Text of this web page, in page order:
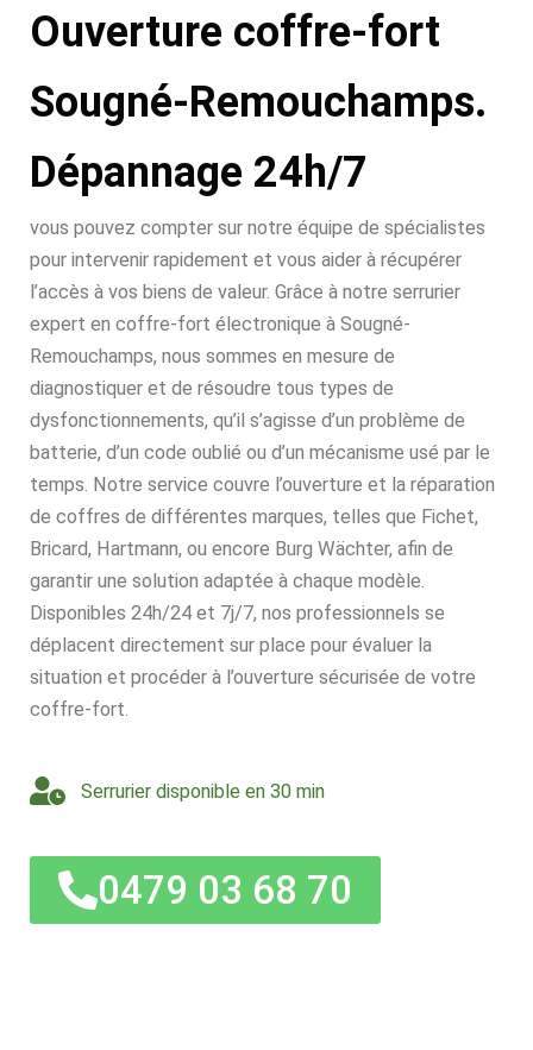
Ouverture coffre-fort
Sougné-Remouchamps.
Dépannage 24h/7
vous pouvez compter sur notre équipe de spécialistes
pour intervenir rapidement et vous aider à récupérer
l’accès à vos biens de valeur. Grâce à notre serrurier
expert en coffre-fort électronique à Sougné-
Remouchamps, nous sommes en mesure de
diagnostiquer et de résoudre tous types de
dysfonctionnements, qu’il s’agisse d’un problème de
batterie, d’un code oublié ou d’un mécanisme usé par le
temps. Notre service couvre l’ouverture et la réparation
de coffres de différentes marques, telles que Fichet,
Bricard, Hartmann, ou encore Burg Wächter, afin de
garantir une solution adaptée à chaque modèle.
Disponibles 24h/24 et 7j/7, nos professionnels se
déplacent directement sur place pour évaluer la
situation et procéder à l’ouverture sécurisée de votre
coffre-fort.
Serrurier disponible en 30 min
0479 03 68 70